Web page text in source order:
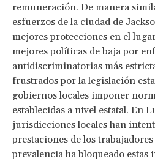
remuneración. De manera
esfuerzos de la ciudad de
mejores protecciones en el
mejores políticas de baja por
antidiscriminatorias más
frustrados por la legislación
gobiernos locales imponer
establecidas a nivel estatal. En
jurisdicciones locales han
prestaciones de los
prevalencia ha bloqueado estas